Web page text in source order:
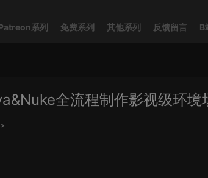
系列 免费系列 其他系列 反馈留言 B
全流程制作影视级环境